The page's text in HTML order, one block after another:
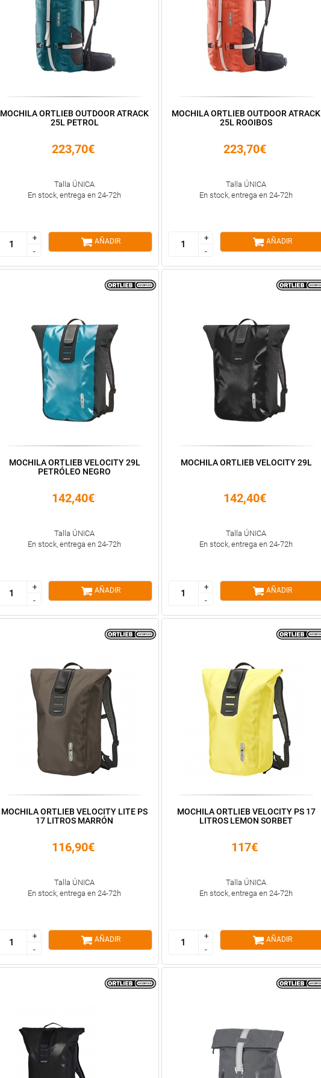
MOCHILA ORTLIEB OUTDOOR ATRACK
25L PETROL
223,70€
Talla ÚNICA
En stock, entrega en 24-72h
+
-
+
-
AÑADIR
MOCHILA ORTLIEB OUTDOOR ATRACK
25L ROOIBOS
223,70€
Talla ÚNICA
En stock, entrega en 24-72h
+
-
+
-
AÑADIR
MOCHILA ORTLIEB VELOCITY 29L
PETRÓLEO NEGRO
142,40€
Talla ÚNICA
En stock, entrega en 24-72h
+
-
+
-
AÑADIR
MOCHILA ORTLIEB VELOCITY 29L
142,40€
Talla ÚNICA
En stock, entrega en 24-72h
+
-
+
-
AÑADIR
MOCHILA ORTLIEB VELOCITY LITE PS
17 LITROS MARRÓN
116,90€
Talla ÚNICA
En stock, entrega en 24-72h
+
-
+
-
AÑADIR
MOCHILA ORTLIEB VELOCITY PS 17
LITROS LEMON SORBET
117€
Talla ÚNICA
En stock, entrega en 24-72h
+
-
+
-
AÑADIR